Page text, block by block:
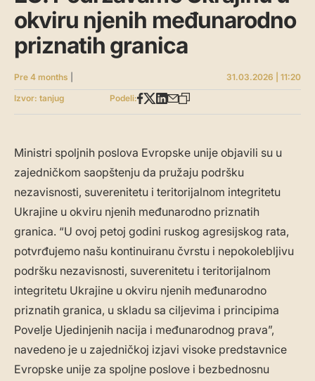
okviru njenih međunarodno
priznatih granica
Pre 4 months
31.03.2026 | 11:20
Izvor: tanjug
Podeli:
Ministri spoljnih poslova Evropske unije objavili su u
zajedničkom saopštenju da pružaju podršku
nezavisnosti, suverenitetu i teritorijalnom integritetu
Ukrajine u okviru njenih međunarodno priznatih
granica. “U ovoj petoj godini ruskog agresijskog rata,
potvrđujemo našu kontinuiranu čvrstu i nepokolebljivu
podršku nezavisnosti, suverenitetu i teritorijalnom
integritetu Ukrajine u okviru njenih međunarodno
priznatih granica, u skladu sa ciljevima i principima
Povelje Ujedinjenih nacija i međunarodnog prava”,
navedeno je u zajedničkoj izjavi visoke predstavnice
Evropske unije za spoljne poslove i bezbednosnu